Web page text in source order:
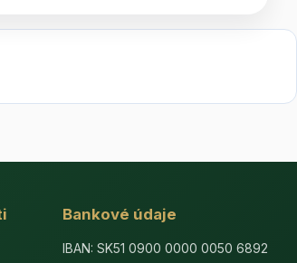
Bankové údaje
IBAN: SK51 0900 0000 0050 6892